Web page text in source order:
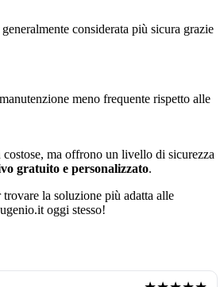
generalmente considerata più sicura grazie
meno frequente rispetto alle
ma offrono un livello di sicurezza
gratuito e personalizzato.
la soluzione più adatta alle
oggi stesso!